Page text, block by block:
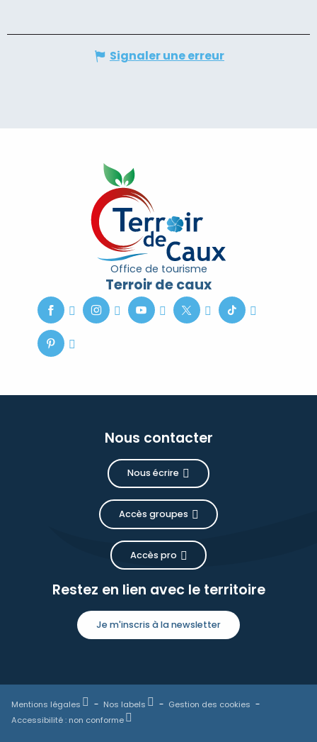
Signaler une erreur
Office de tourisme
Terroir de caux
Nous contacter
Nous écrire
Accès groupes
Accès pro
Restez en lien avec le territoire
Je m'inscris à la newsletter
Mentions légales Nos labels
Gestion des cookies
Accessibilité : non conforme